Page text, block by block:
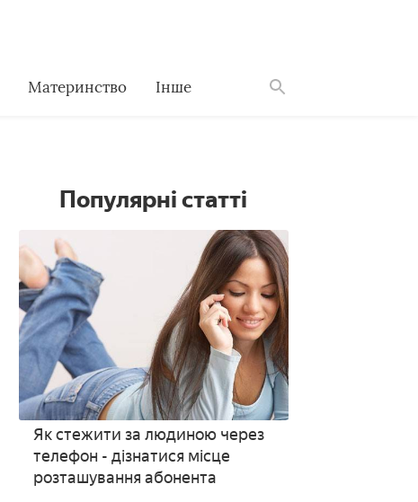
Материнство Інше
Популярні статті
Як стежити за людиною через
телефон - дізнатися місце
розташування абонента